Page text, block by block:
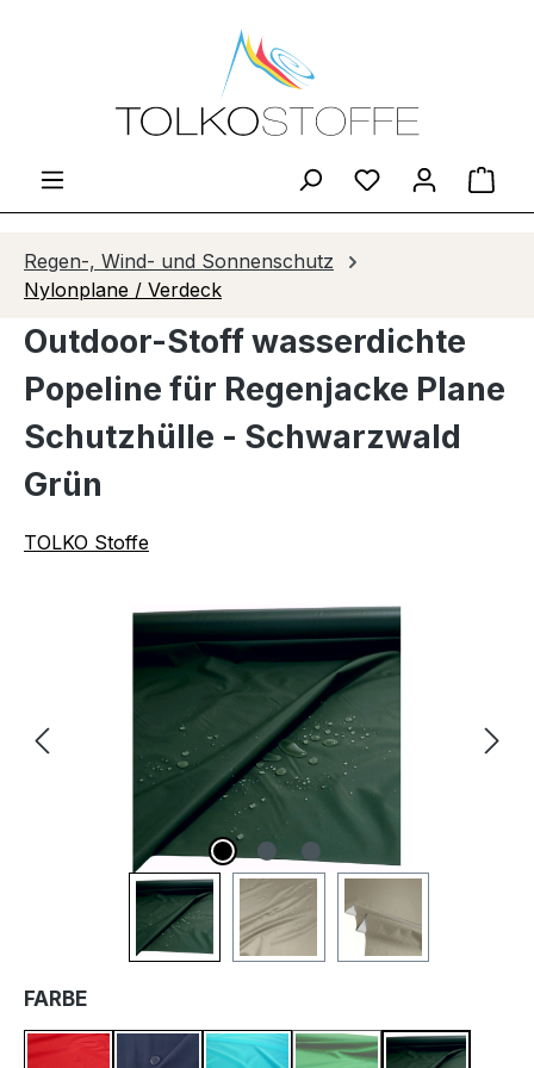
Zum Hauptinhalt springen
Du hast 0
Regen-, Wind- und Sonnenschutz
Nylonplane / Verdeck
Outdoor-Stoff wasserdichte
Popeline für Regenjacke Plane
Schutzhülle - Schwarzwald
Grün
TOLKO Stoffe
Bildergalerie überspringen
FARBEAUSWÄHLEN